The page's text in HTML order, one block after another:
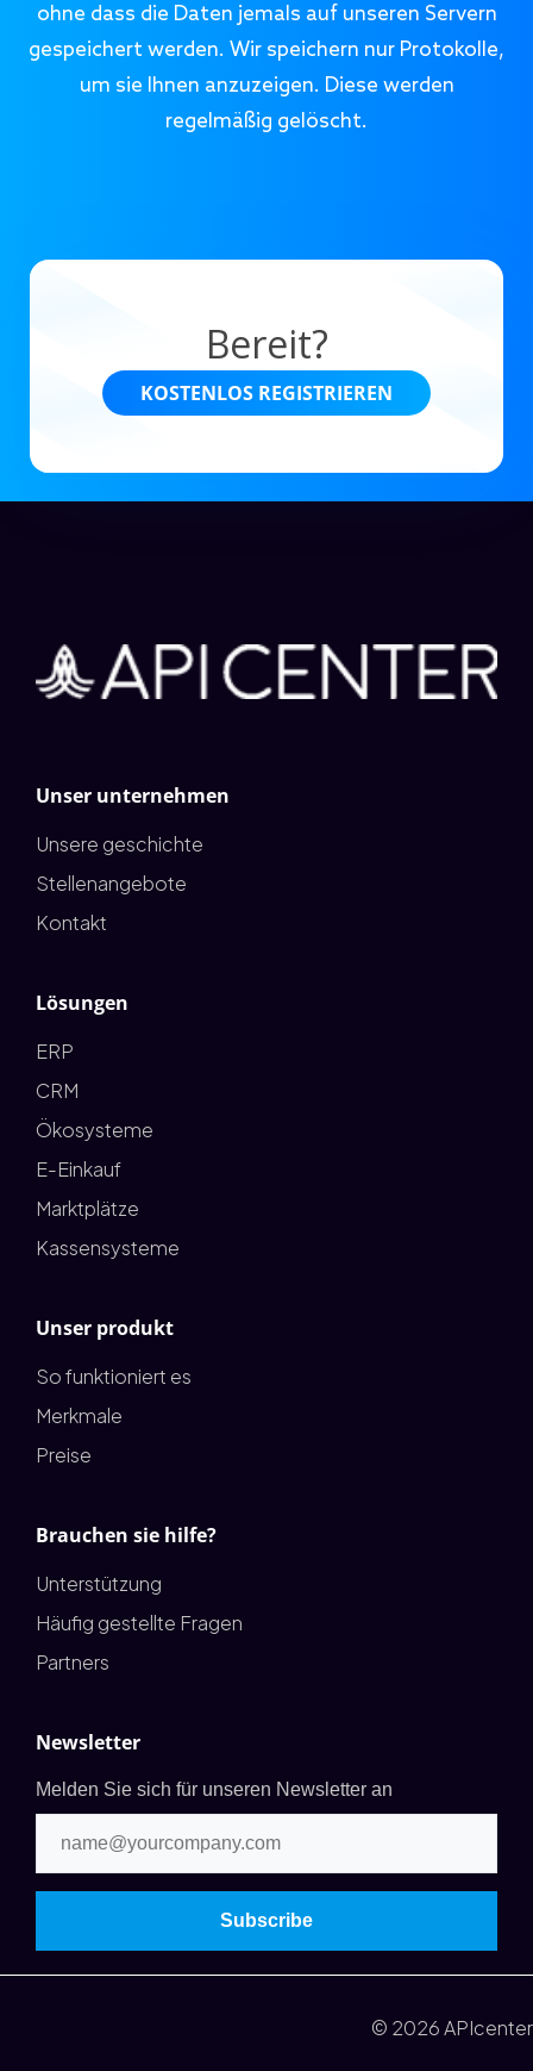
ohne dass die Daten jemals auf unseren Servern
gespeichert werden. Wir speichern nur Protokolle,
um sie Ihnen anzuzeigen. Diese werden
regelmäßig gelöscht.
Bereit?
KOSTENLOS REGISTRIEREN
Unser unternehmen
Unsere geschichte
Stellenangebote
Kontakt
Lösungen
ERP
CRM
Ökosysteme
E-Einkauf
Marktplätze
Kassensysteme
Unser produkt
So funktioniert es
Merkmale
Preise
Brauchen sie hilfe?
Unterstützung
Häufig gestellte Fragen
Partners
Newsletter
Melden Sie sich für unseren Newsletter an
© 2026 APIcenter